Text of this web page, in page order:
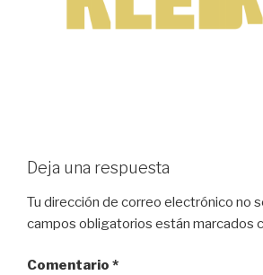
Deja una respuesta
Tu dirección de correo electrónico no
campos obligatorios están marcados
Comentario *